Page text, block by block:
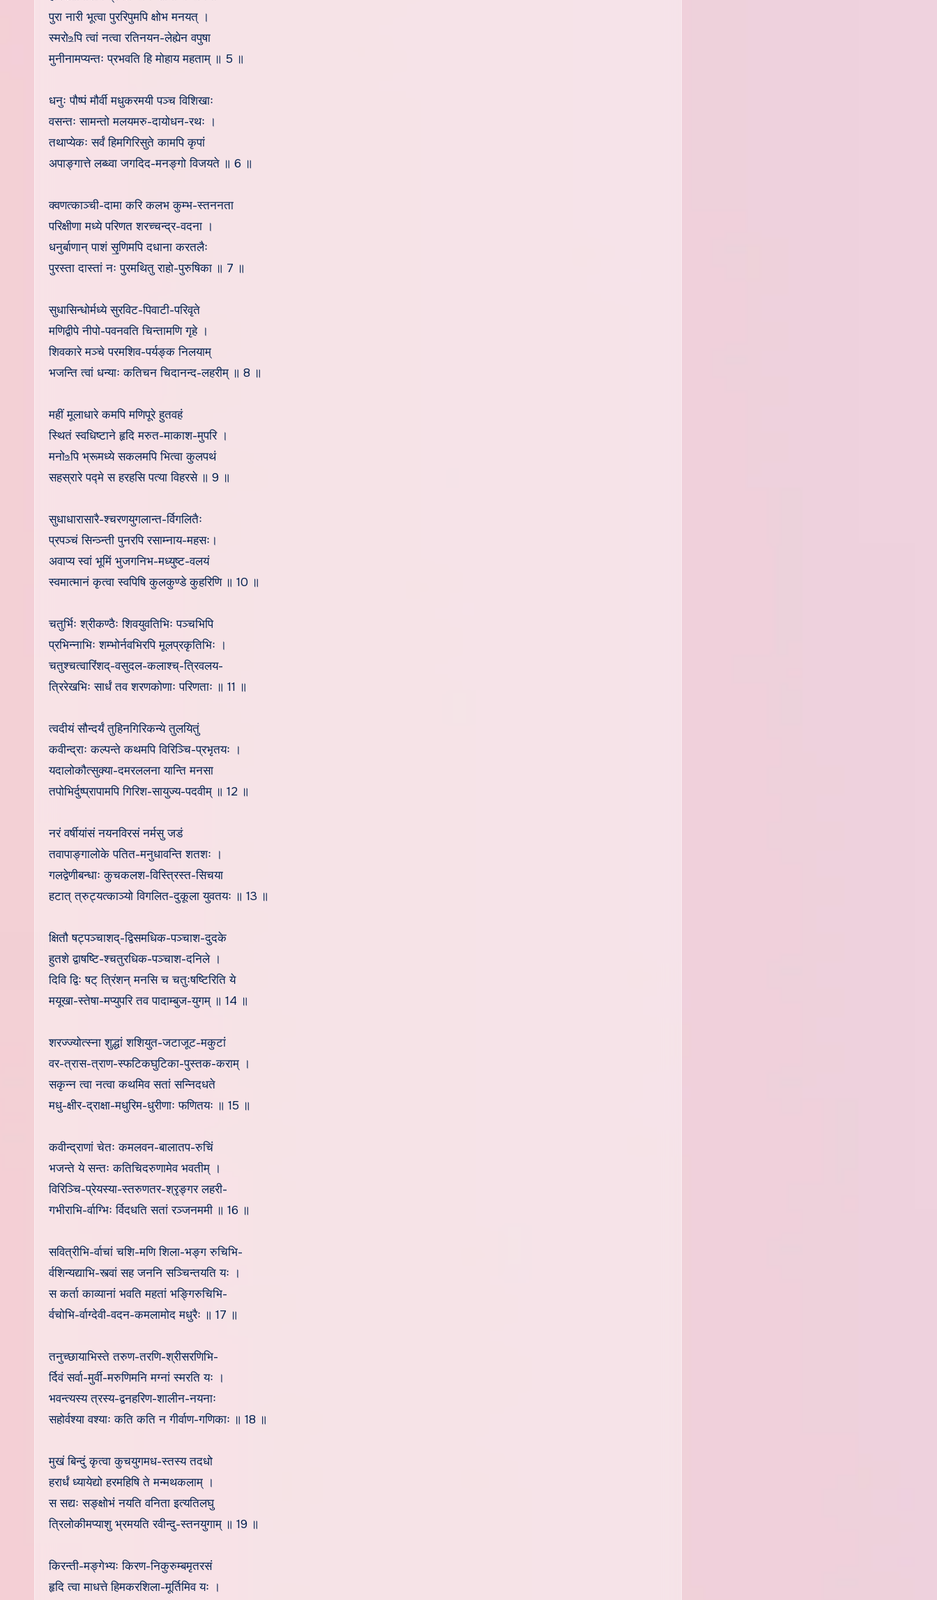
पुरा नारी भूत्वा पुररिपुमपि क्षोभ मनयत् ।
स्मरो‌உपि त्वां नत्वा रतिनयन-लेह्येन वपुषा
मुनीनामप्यन्तः प्रभवति हि मोहाय महताम् ॥ 5 ॥
धनुः पौष्पं मौर्वी मधुकरमयी पञ्च विशिखाः
वसन्तः सामन्तो मलयमरु-दायोधन-रथः ।
तथाप्येकः सर्वं हिमगिरिसुते कामपि कृपां
अपाङ्गात्ते लब्ध्वा जगदिद-मनङ्गो विजयते ॥ 6 ॥
क्वणत्काञ्ची-दामा करि कलभ कुम्भ-स्तननता
परिक्षीणा मध्ये परिणत शरच्चन्द्र-वदना ।
धनुर्बाणान् पाशं सृ॒णिमपि दधाना करतलैः
पुरस्ता दास्तां नः पुरमथितु राहो-पुरुषिका ॥ 7 ॥
सुधासिन्धोर्मध्ये सुरविट-पिवाटी-परिवृते
मणिद्वीपे नीपो-पवनवति चिन्तामणि गृहे ।
शिवकारे मञ्चे परमशिव-पर्यङ्क निलयाम्
भजन्ति त्वां धन्याः कतिचन चिदानन्द-लहरीम् ॥ 8 ॥
महीं मूलाधारे कमपि मणिपूरे हुतवहं
स्थितं स्वधिष्टाने हृदि मरुत-माकाश-मुपरि ।
मनो‌உपि भ्रूमध्ये सकलमपि भित्वा कुलपथं
सहस्रारे पद्मे स हरहसि पत्या विहरसे ॥ 9 ॥
सुधाधारासारै-श्चरणयुगलान्त-र्विगलितैः
प्रपञ्चं सिन्ञ्न्ती पुनरपि रसाम्नाय-महसः।
अवाप्य स्वां भूमिं भुजगनिभ-मध्युष्ट-वलयं
स्वमात्मानं कृत्वा स्वपिषि कुलकुण्डे कुहरिणि ॥ 10 ॥
चतुर्भिः श्रीकण्ठैः शिवयुवतिभिः पञ्चभिपि
प्रभिन्नाभिः शम्भोर्नवभिरपि मूलप्रकृतिभिः ।
चतुश्चत्वारिंशद्-वसुदल-कलाश्च्-त्रिवलय-
त्रिरेखभिः सार्धं तव शरणकोणाः परिणताः ॥ 11 ॥
त्वदीयं सौन्दर्यं तुहिनगिरिकन्ये तुलयितुं
कवीन्द्राः कल्पन्ते कथमपि विरिञ्चि-प्रभृतयः ।
यदालोकौत्सुक्या-दमरललना यान्ति मनसा
तपोभिर्दुष्प्रापामपि गिरिश-सायुज्य-पदवीम् ॥ 12 ॥
नरं वर्षीयांसं नयनविरसं नर्मसु जडं
तवापाङ्गालोके पतित-मनुधावन्ति शतशः ।
गलद्वेणीबन्धाः कुचकलश-विस्त्रिस्त-सिचया
हटात् त्रुट्यत्काञ्यो विगलित-दुकूला युवतयः ॥ 13 ॥
क्षितौ षट्पञ्चाशद्-द्विसमधिक-पञ्चाश-दुदके
हुतशे द्वाषष्टि-श्चतुरधिक-पञ्चाश-दनिले ।
दिवि द्विः षट् त्रिंशन् मनसि च चतुःषष्टिरिति ये
मयूखा-स्तेषा-मप्युपरि तव पादाम्बुज-युगम् ॥ 14 ॥
शरज्ज्योत्स्ना शुद्धां शशियुत-जटाजूट-मकुटां
वर-त्रास-त्राण-स्फटिकघुटिका-पुस्तक-कराम् ।
सकृन्न त्वा नत्वा कथमिव सतां सन्निदधते
मधु-क्षीर-द्राक्षा-मधुरिम-धुरीणाः फणितयः ॥ 15 ॥
कवीन्द्राणां चेतः कमलवन-बालातप-रुचिं
भजन्ते ये सन्तः कतिचिदरुणामेव भवतीम् ।
विरिञ्चि-प्रेयस्या-स्तरुणतर-श्रृङ्गर लहरी-
गभीराभि-र्वाग्भिः र्विदधति सतां रञ्जनममी ॥ 16 ॥
सवित्रीभि-र्वाचां चशि-मणि शिला-भङ्ग रुचिभि-
र्वशिन्यद्याभि-स्त्वां सह जननि सञ्चिन्तयति यः ।
स कर्ता काव्यानां भवति महतां भङ्गिरुचिभि-
र्वचोभि-र्वाग्देवी-वदन-कमलामोद मधुरैः ॥ 17 ॥
तनुच्छायाभिस्ते तरुण-तरणि-श्रीसरणिभि-
र्दिवं सर्वा-मुर्वी-मरुणिमनि मग्नां स्मरति यः ।
भवन्त्यस्य त्रस्य-द्वनहरिण-शालीन-नयनाः
सहोर्वश्या वश्याः कति कति न गीर्वाण-गणिकाः ॥ 18 ॥
मुखं बिन्दुं कृत्वा कुचयुगमध-स्तस्य तदधो
हरार्धं ध्यायेद्यो हरमहिषि ते मन्मथकलाम् ।
स सद्यः सङ्क्षोभं नयति वनिता इत्यतिलघु
त्रिलोकीमप्याशु भ्रमयति रवीन्दु-स्तनयुगाम् ॥ 19 ॥
किरन्ती-मङ्गेभ्यः किरण-निकुरुम्बमृतरसं
हृदि त्वा माधत्ते हिमकरशिला-मूर्तिमिव यः ।